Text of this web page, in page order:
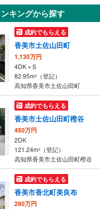
キングから探す
成約でもらえる
香美市土佐山田町
1,130万円
4DK＋S
82.95m2
（登記）
高知県香美市土佐山田町
成約でもらえる
香美市土佐山田町樫谷
450万円
2DK
121.24m2
（登記）
高知県香美市土佐山田町樫谷
成約でもらえる
香美市香北町美良布
280万円